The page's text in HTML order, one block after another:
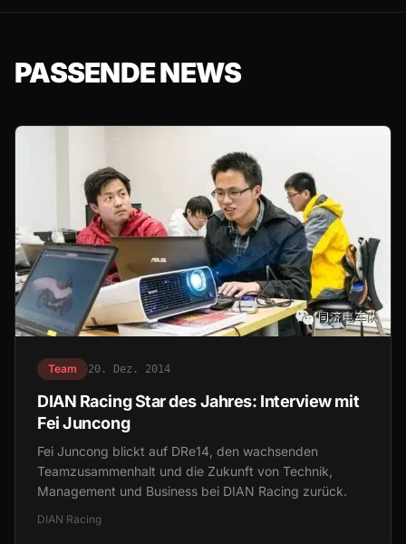
PASSENDE NEWS
Team 20. Dez. 2014
DIAN Racing Star des Jahres: Interview mit
Fei Juncong
Fei Juncong blickt auf DRe14, den wachsenden
Teamzusammenhalt und die Zukunft von Technik,
Management und Business bei DIAN Racing zurück.
DIAN Racing